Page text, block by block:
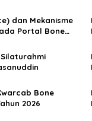
dan Mekanisme
Portal Bone
Bone
2026